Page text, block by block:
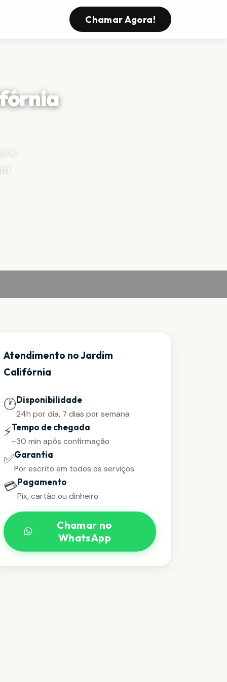
Chamar Agora!
a
Atendimento no Jardim
Califórnia
🕐Disponibilidade
24h por dia, 7 dias por semana
⚡Tempo de chegada
~30 min após confirmação
✅Garantia
Por escrito em todos os serviços
💳Pagamento
Pix, cartão ou dinheiro
Chamar no
WhatsApp